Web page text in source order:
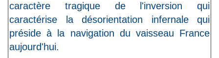
caractère tragique de l'inversion qui
caractérise la désorientation infernale qui
préside à la navigation du vaisseau France
aujourd'hui.